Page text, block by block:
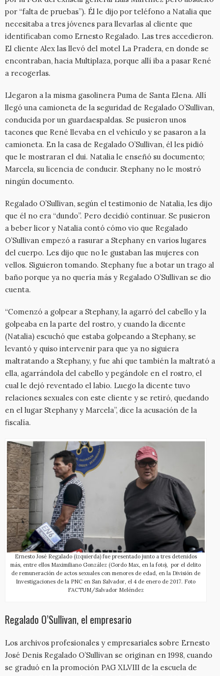
por “falta de pruebas”). Él le dijo por teléfono a Natalia que
necesitaba a tres jóvenes para llevarlas al cliente que
identificaban como Ernesto Regalado. Las tres accedieron.
El cliente Alex las llevó del motel La Pradera, en donde se
encontraban, hacia Multiplaza, porque allí iba a pasar René
a recogerlas.
Llegaron a la misma gasolinera Puma de Santa Elena. Allí
llegó una camioneta de la seguridad de Regalado O’Sullivan,
conducida por un guardaespaldas. Se pusieron unos
tacones que René llevaba en el vehículo y se pasaron a la
camioneta. En la casa de Regalado O’Sullivan, él les pidió
que le mostraran el dui. Natalia le enseñó su documento;
Marcela, su licencia de conducir. Stephany no le mostró
ningún documento.
Regalado O’Sullivan, según el testimonio de Natalia, les dijo
que él no era “dundo”. Pero decidió continuar. Se pusieron
a beber licor y Natalia contó cómo vio que Regalado
O’Sullivan empezó a rasurar a Stephany en varios lugares
del cuerpo. Les dijo que no le gustaban las mujeres con
vellos. Siguieron tomando. Stephany fue a botar un trago al
baño porque ya no quería más y Regalado O’Sullivan se dio
cuenta.
“Comenzó a golpear a Stephany, la agarró del cabello y la
golpeaba en la parte del rostro, y cuando la dicente
(Natalia) escuchó que estaba golpeando a Stephany, se
levantó y quiso intervenir para que ya no siguiera
maltratando a Stephany, y fue ahí que también la maltrató a
ella, agarrándola del cabello y pegándole en el rostro, el
cual le dejó reventado el labio. Luego la dicente tuvo
relaciones sexuales con este cliente y se retiró, quedando
en el lugar Stephany y Marcela”, dice la acusación de la
fiscalía.
Ernesto José Regalado (izquierda) fue presentado junto a tres detenidos
más, entre ellos Maximiliano González (Gordo Max, en la foto), por el delito
de remuneración de actos sexuales con menores de edad, en la División de
Investigaciones de la PNC en San Salvador, el 4 de enero de 2017. Foto
FACTUM/Salvador Meléndez
Regalado O’Sullivan, el empresario
Los archivos profesionales y empresariales sobre Ernesto
José Denis Regalado O’Sullivan se originan en 1998, cuando
se graduó en la promoción PAG XLVIII de la escuela de